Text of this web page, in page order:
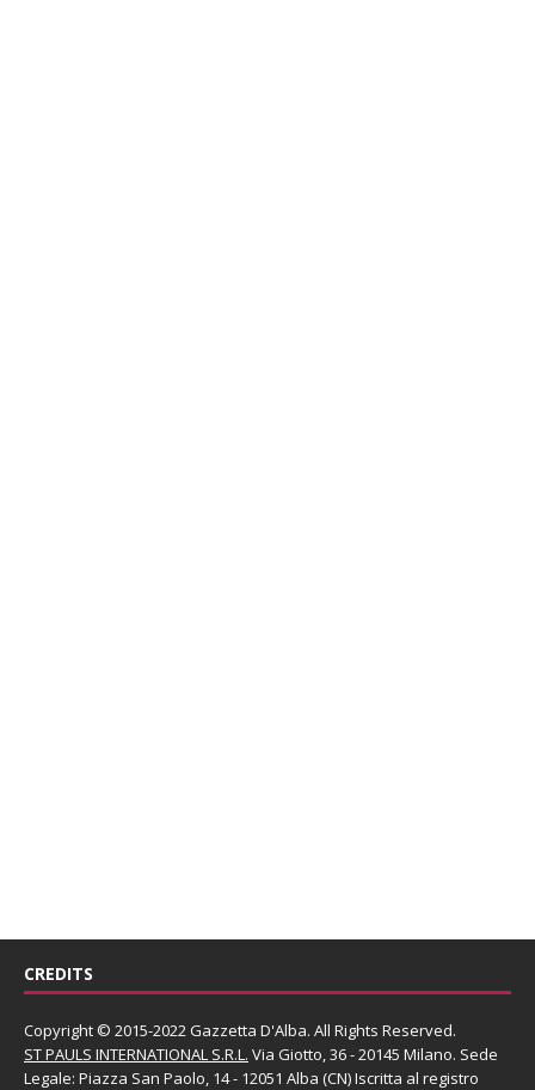
CREDITS
Copyright © 2015-2022 Gazzetta D'Alba. All Rights Reserved.
ST PAULS INTERNATIONAL S.R.L. Via Giotto, 36 - 20145 Milano. Sede
Legale: Piazza San Paolo, 14 - 12051 Alba (CN) Iscritta al registro